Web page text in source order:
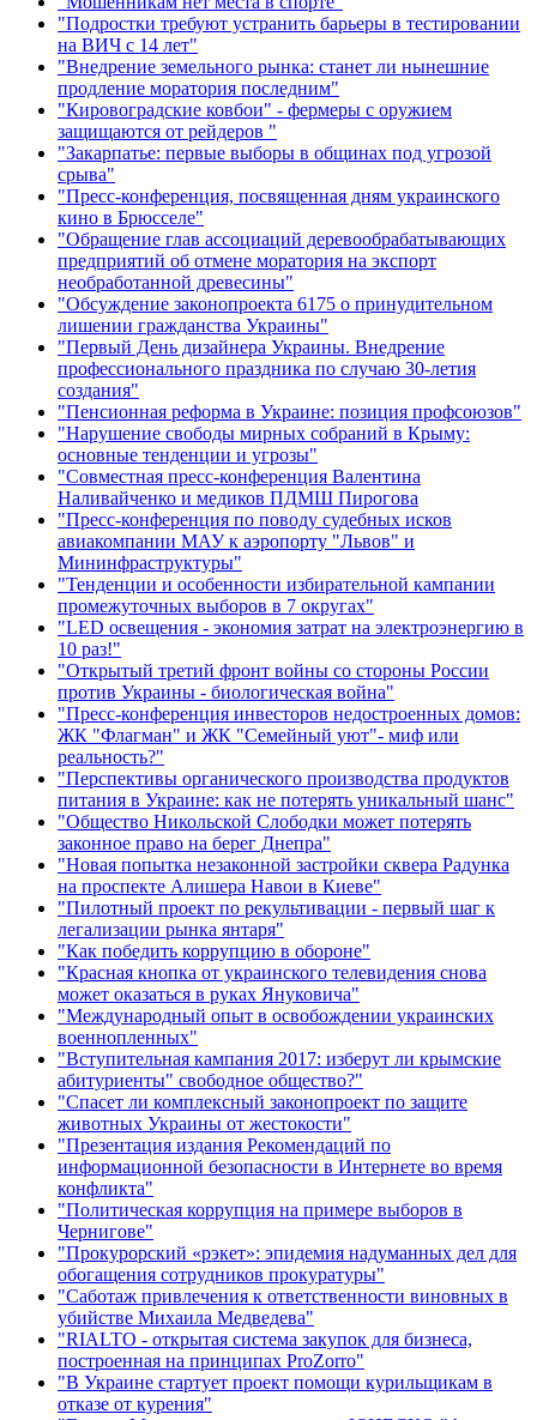
"Подростки требуют устранить барьеры в тестировании
на ВИЧ с 14 лет"
"Внедрение земельного рынка: станет ли нынешние
продление моратория последним"
"Кировоградские ковбои" - фермеры с оружием
защищаются от рейдеров "
"Закарпатье: первые выборы в общинах под угрозой
срыва"
"Пресс-конференция, посвященная дням украинского
кино в Брюсселе"
"Обращение глав ассоциаций деревообрабатывающих
предприятий об отмене моратория на экспорт
необработанной древесины"
"Обсуждение законопроекта 6175 о принудительном
лишении гражданства Украины"
"Первый День дизайнера Украины. Внедрение
профессионального праздника по случаю 30-летия
создания"
"Пенсионная реформа в Украине: позиция профсоюзов"
"Нарушение свободы мирных собраний в Крыму:
основные тенденции и угрозы"
"Совместная пресс-конференция Валентина
Наливайченко и медиков ПДМШ Пирогова
"Пресс-конференция по поводу судебных исков
авиакомпании МАУ к аэропорту "Львов" и
Мининфраструктуры"
"Тенденции и особенности избирательной кампании
промежуточных выборов в 7 округах"
"LED освещения - экономия затрат на электроэнергию в
10 раз!"
"Открытый третий фронт войны со стороны России
против Украины - биологическая война"
"Пресс-конференция инвесторов недостроенных домов:
ЖК "Флагман" и ЖК "Семейный уют"- миф или
реальность?"
"Перспективы органического производства продуктов
питания в Украине: как не потерять уникальный шанс"
"Общество Никольской Слободки может потерять
законное право на берег Днепра"
"Новая попытка незаконной застройки сквера Радунка
на проспекте Алишера Навои в Киеве"
"Пилотный проект по рекультивации - первый шаг к
легализации рынка янтаря"
"Как победить коррупцию в обороне"
"Красная кнопка от украинского телевидения снова
может оказаться в руках Януковича"
"Международный опыт в освобождении украинских
военнопленных"
"Вступительная кампания 2017: изберут ли крымские
абитуриенты" свободное общество?"
"Спасет ли комплексный законопроект по защите
животных Украины от жестокости"
"Презентация издания Рекомендаций по
информационной безопасности в Интернете во время
конфликта"
"Политическая коррупция на примере выборов в
Чернигове"
"Прокурорский «рэкет»: эпидемия надуманных дел для
обогащения сотрудников прокуратуры"
"Саботаж привлечения к ответственности виновных в
убийстве Михаила Медведева"
"RIALTO - открытая система закупок для бизнеса,
построенная на принципах ProZorro"
"В Украине стартует проект помощи курильщикам в
отказе от курения"